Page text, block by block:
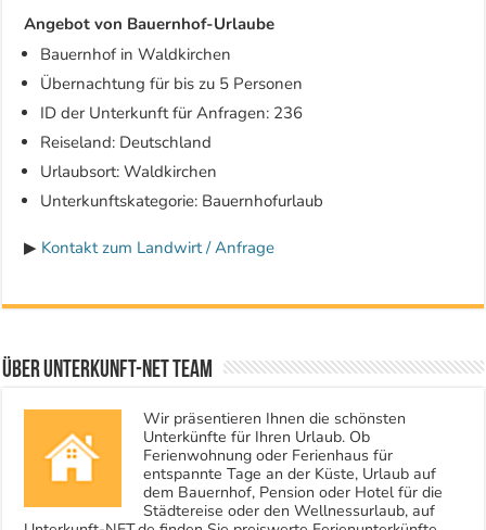
Angebot von Bauernhof-Urlaube
Bauernhof in Waldkirchen
Übernachtung für bis zu 5 Personen
ID der Unterkunft für Anfragen: 236
Reiseland: Deutschland
Urlaubsort: Waldkirchen
Unterkunftskategorie: Bauernhofurlaub
▶ Kontakt zum Landwirt / Anfrage
Über Unterkunft-NET Team
Wir präsentieren Ihnen die schönsten
Unterkünfte für Ihren Urlaub. Ob
Ferienwohnung oder Ferienhaus für
entspannte Tage an der Küste, Urlaub auf
dem Bauernhof, Pension oder Hotel für die
Städtereise oder den Wellnessurlaub, auf